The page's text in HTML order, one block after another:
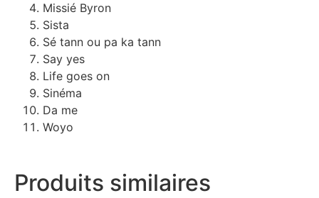
Produits similaires
Missié Byron
Sista
Sé tann ou pa ka tann
Say yes
Life goes on
Sinéma
Da me
Woyo